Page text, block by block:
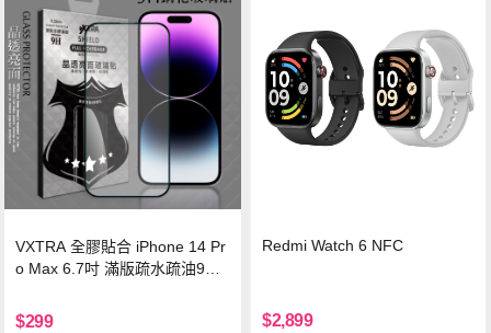
VXTRA 全膠貼合 iPhone 14 Pr
o Max 6.7吋 滿版疏水疏油9H
$299
Redmi Watch 6 NFC
$2,899